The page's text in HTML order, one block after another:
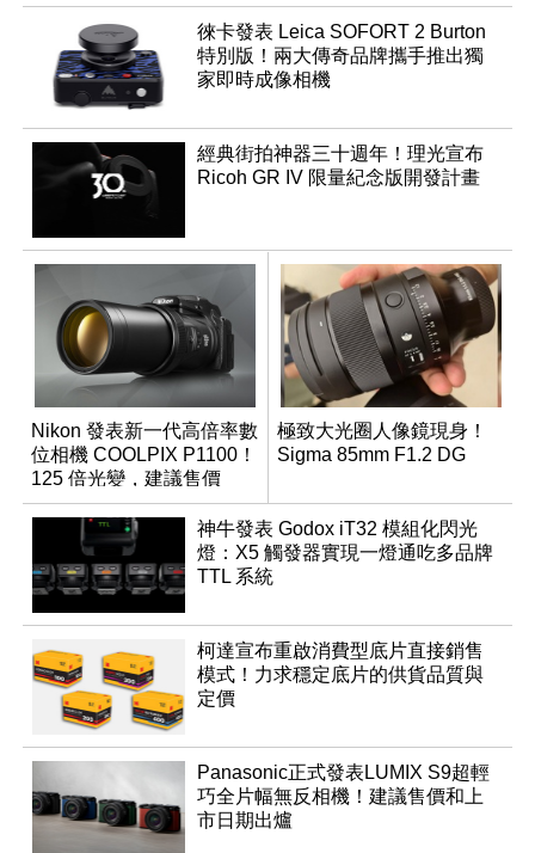
徠卡發表 Leica SOFORT 2 Burton
特別版！兩大傳奇品牌攜手推出獨
家即時成像相機
經典街拍神器三十週年！理光宣布
Ricoh GR IV 限量紀念版開發計畫
Nikon 發表新一代高倍率數
位相機 COOLPIX P1100！
125 倍光變，建議售價
NT$36,000
極致大光圈人像鏡現身！
Sigma 85mm F1.2 DG
神牛發表 Godox iT32 模組化閃光
燈：X5 觸發器實現一燈通吃多品牌
TTL 系統
柯達宣布重啟消費型底片直接銷售
模式！力求穩定底片的供貨品質與
定價
Panasonic正式發表LUMIX S9超輕
巧全片幅無反相機！建議售價和上
市日期出爐